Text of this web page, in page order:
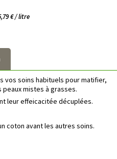
€ / litre
vos soins habituels pour matifier,
mistes à grasses.
leur effeicacitée décuplées.
coton avant les autres soins.